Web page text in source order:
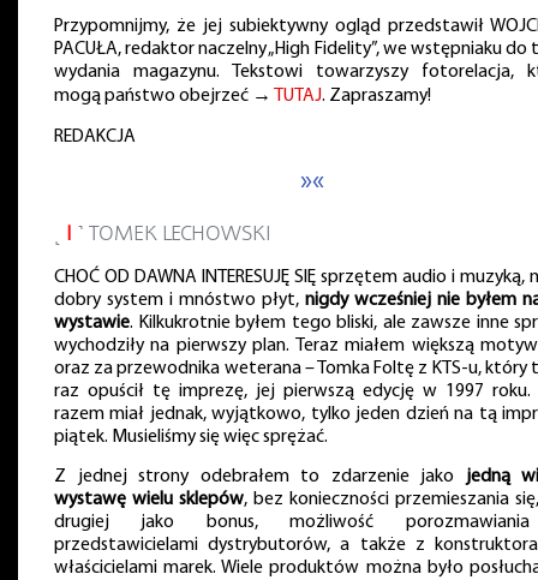
Przypomnijmy, że jej subiektywny ogląd przedstawił
PACUŁA, redaktor naczelny „High Fidelity”, we wstępniaku do
wydania magazynu. Tekstowi towarzyszy fotorelacja,
mogą państwo obejrzeć →
TUTAJ. Zapraszamy!
REDAKCJA
»«
I ˺ TOMEK LECHOWSKI
CHOĆ OD DAWNA INTERESUJĘ SIĘ sprzętem audio i muzyką,
dobry system i mnóstwo płyt, nigdy wcześniej nie byłem
wystawie. Kilkukrotnie byłem tego bliski, ale zawsze inne
wychodziły na pierwszy plan. Teraz miałem większą
oraz za przewodnika weterana – Tomka Foltę z KTS-u, który
raz opuścił tę imprezę, jej pierwszą edycję w 1997 roku.
razem miał jednak, wyjątkowo, tylko jeden dzień na tą
piątek. Musieliśmy się więc sprężać.
Z jednej strony odebrałem to zdarzenie jako jedną
wystawę wielu sklepów, bez konieczności przemieszania
drugiej jako bonus, możliwość
przedstawicielami dystrybutorów, a także z
właścicielami marek. Wiele produktów można było